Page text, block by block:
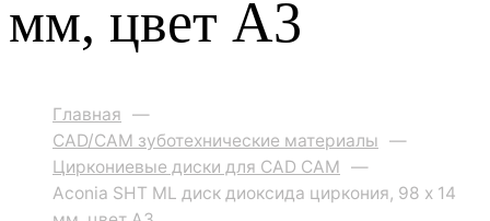
мм, цвет A3
Главная —
CAD/CAM зуботехнические материалы —
Циркониевые диски для CAD CAM —
Aconia SHT ML диск диоксида циркония, 98 x 14